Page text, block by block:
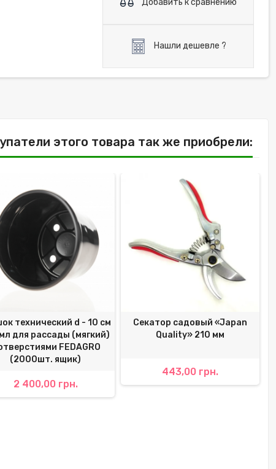
Добавить к сравнению
Нашли дешевле ?
этого товара так же приобрели:
технический d - 10 см
для рассады (мягкий)
FEDAGRO
(2000шт. ящик)
2 400,00 грн.
Секатор садовый «Japan
Quality» 210 мм
443,00 грн.